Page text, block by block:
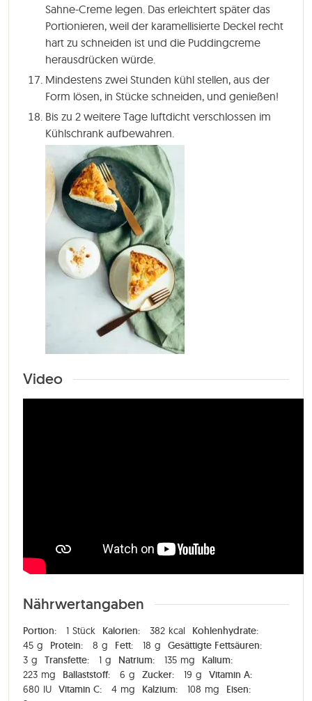
Sahne-Creme legen. Das erleichtert später das
Portionieren, weil der karamellisierte Deckel recht
hart zu schneiden ist und die Puddingcreme
herausdrücken würde.
Mindestens zwei Stunden kühl stellen, aus der
Form lösen, in Stücke schneiden, und genießen!
Bis zu 2 weitere Tage luftdicht verschlossen im
Kühlschrank aufbewahren.
Video
Nährwertangaben
Portion: 1 Stück Kalorien: 382 kcal
Kohlenhydrate:
45 g Protein: 8 g Fett: 18 g
Gesättigte Fettsäuren:
3 g Transfette: 1 g Natrium: 135 mg
Kalium:
223 mg Ballaststoff: 6 g Zucker: 19 g
Vitamin A:
680 IU Vitamin C: 4 mg Kalzium: 108 mg
Eisen: